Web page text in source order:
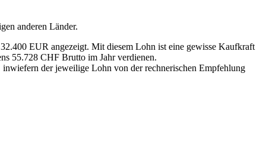
anderen Länder.
EUR angezeigt. Mit diesem Lohn ist eine gewisse Kaufkraft
55.728 CHF Brutto im Jahr verdienen.
der jeweilige Lohn von der rechnerischen Empfehlung